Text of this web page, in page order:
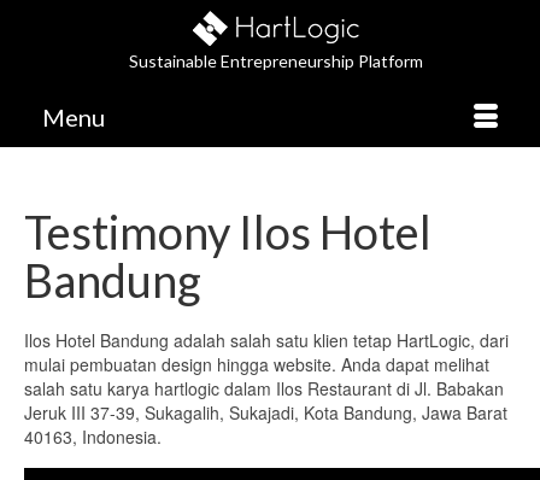
Sustainable Entrepreneurship Platform
Menu
Testimony Ilos Hotel
Bandung
Ilos Hotel Bandung adalah salah satu klien tetap HartLogic, dari
mulai pembuatan design hingga website. Anda dapat melihat
salah satu karya hartlogic dalam Ilos Restaurant di Jl. Babakan
Jeruk III 37-39, Sukagalih, Sukajadi, Kota Bandung, Jawa Barat
40163, Indonesia.